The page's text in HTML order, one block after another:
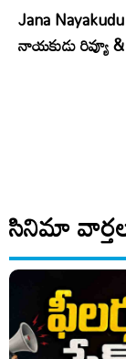
Jana
నాయకుడు రివ్యూ
సినిమా